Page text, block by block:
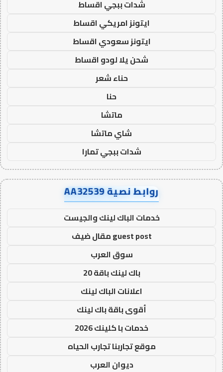
شدات ببجي اقساط
ايتونز امريكي اقساط
ايتونز سعودي اقساط
شحن يلا لودو اقساط
حناء شعر
حنا
ماتشا
شاي ماتشا
شدات ببجي تمارا
روابط نصية AA32539
خدمات الباك لينك والجيست
guest post مقال ضيف
سوق العرب
باك لينك باقة 20
اعلانات الباك لينك
أقوى باقة باك لينك
خدمات با كلينك 2026
موقع تجاربنا تجارب الحياه
ديوان العرب